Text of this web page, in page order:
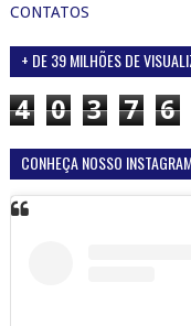
CONTATOS
+ DE 39 MILHÕES DE
4 0 3 7 6
CONHEÇA NOSSO